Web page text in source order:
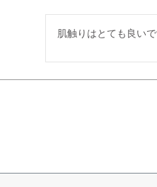
肌触りはとても良い